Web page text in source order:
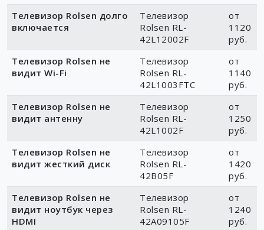
Телевизор Rolsen долго
включается
Телевизор
Rolsen RL-
42L12002F
от
1120
руб.
Телевизор Rolsen не
видит Wi-Fi
Телевизор
Rolsen RL-
42L1003FTC
от
1140
руб.
Телевизор Rolsen не
видит антенну
Телевизор
Rolsen RL-
42L1002F
от
1250
руб.
Телевизор Rolsen не
видит жесткий диск
Телевизор
Rolsen RL-
42B05F
от
1420
руб.
Телевизор Rolsen не
видит ноутбук через
HDMI
Телевизор
Rolsen RL-
42A09105F
от
1240
руб.